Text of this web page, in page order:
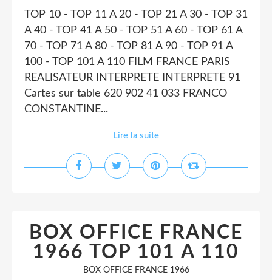
TOP 10 - TOP 11 A 20 - TOP 21 A 30 - TOP 31
A 40 - TOP 41 A 50 - TOP 51 A 60 - TOP 61 A
70 - TOP 71 A 80 - TOP 81 A 90 - TOP 91 A
100 - TOP 101 A 110 FILM FRANCE PARIS
REALISATEUR INTERPRETE INTERPRETE 91
Cartes sur table 620 902 41 033 FRANCO
CONSTANTINE...
Lire la suite
BOX OFFICE FRANCE
1966 TOP 101 A 110
BOX OFFICE FRANCE 1966